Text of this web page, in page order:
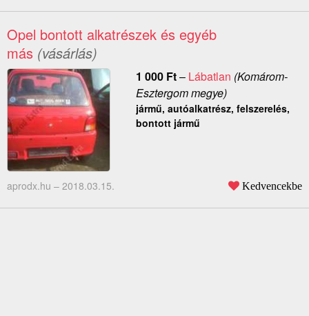
Opel bontott alkatrészek és egyéb
más (vásárlás)
1 000 Ft– Lábatlan (Komárom-
Esztergom megye)
jármű, autóalkatrész, felszerelés,
bontott jármű
aprodx.hu – 2018.03.15. Kedvencekbe